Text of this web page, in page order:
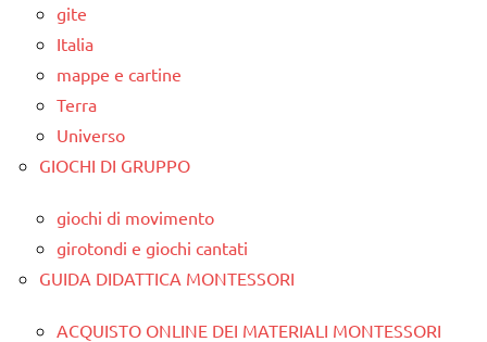
gite
Italia
mappe e cartine
Terra
Universo
GIOCHI DI GRUPPO
giochi di movimento
girotondi e giochi cantati
GUIDA DIDATTICA MONTESSORI
ACQUISTO ONLINE DEI MATERIALI MONTESSORI